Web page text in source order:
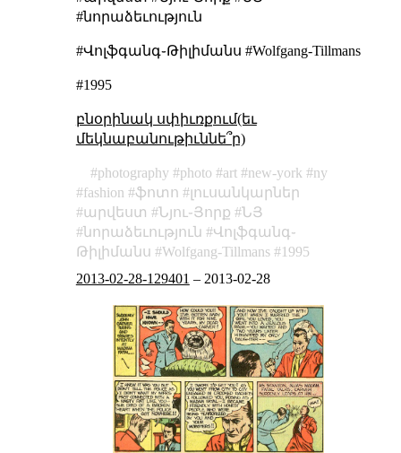
#նորաձեւություն
#Վոլֆգանգ֊Թիլիմանս #Wolfgang-Tillmans
#1995
բնօրինակ սփիւռքում(եւ
մեկնաբանութիւննե՞ր)
photography photo art new-york
ny
fashion
ֆոտո
լուսանկարներ
արվեստ
Նյու֊Յորք
ՆՅ
նորաձեւություն
Վոլֆգանգ֊
Թիլիմանս
Wolfgang-Tillmans
1995
2013-02-28-129401 – 2013-02-28